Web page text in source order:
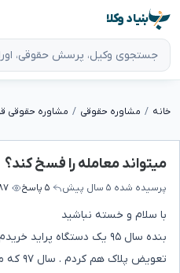
بنیاد وکلا
خانه مشاوره حقوقی مشاوره حقوقی
میتواند معامله را فسخ کند؟
پرسیده شده ۵ سال پیش ۵ پاسخ
با سلام و خسته نباشید
بنده سال ۹۵ یک دستگاه
تعویض